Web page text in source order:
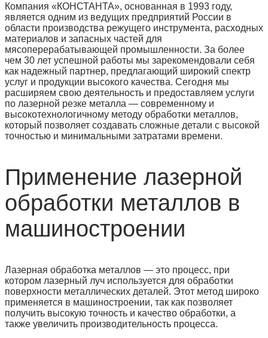
Компания «КОНСТАНТА», основанная в 1993 году,
является одним из ведущих предприятий России в
области производства режущего инструмента, расходных
материалов и запасных частей для
мясоперерабатывающей промышленности. За более
чем 30 лет успешной работы мы зарекомендовали себя
как надежный партнер, предлагающий широкий спектр
услуг и продукции высокого качества. Сегодня мы
расширяем свою деятельность и предоставляем услуги
по лазерной резке металла — современному и
высокотехнологичному методу обработки металлов,
который позволяет создавать сложные детали с высокой
точностью и минимальными затратами времени.
Применение лазерной
обработки металлов в
машиностроении
Лазерная обработка металлов — это процесс, при
котором лазерный луч используется для обработки
поверхности металлических деталей. Этот метод широко
применяется в машиностроении, так как позволяет
получить высокую точность и качество обработки, а
также увеличить производительность процесса.